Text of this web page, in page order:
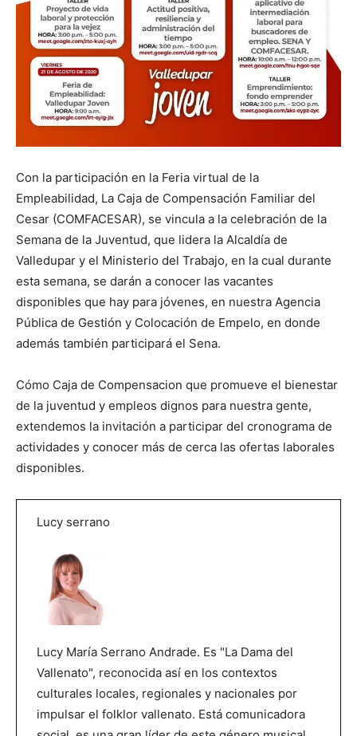
Con la participación en la Feria virtual de la
Empleabilidad, La Caja de Compensación Familiar del
Cesar (COMFACESAR), se vincula a la celebración de la
Semana de la Juventud, que lidera la Alcaldía de
Valledupar y el Ministerio del Trabajo, en la cual durante
esta semana, se darán a conocer las vacantes
disponibles que hay para jóvenes, en nuestra Agencia
Pública de Gestión y Colocación de Empelo, en donde
además también participará el Sena.
Cómo Caja de Compensacion que promueve el bienestar
de la juventud y empleos dignos para nuestra gente,
extendemos la invitación a participar del cronograma de
actividades y conocer más de cerca las ofertas laborales
disponibles.
Lucy serrano
Lucy María Serrano Andrade. Es "La Dama del
Vallenato", reconocida así en los contextos
culturales locales, regionales y nacionales por
impulsar el folklor vallenato. Está comunicadora